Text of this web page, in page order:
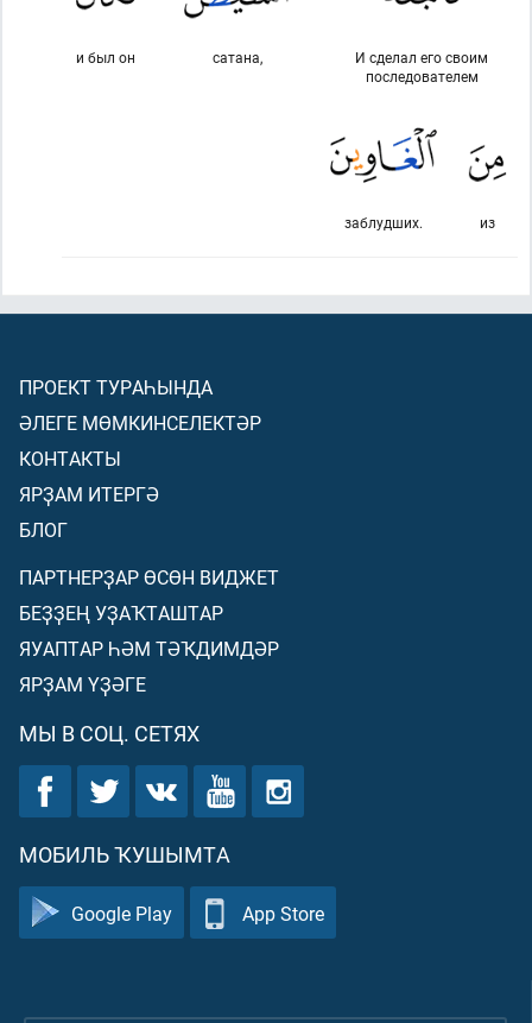
И сделал его своим
последователем
сатана,
и был он
из
заблудших.
ПРОЕКТ ТУРАҺЫНДА
ӘЛЕГЕ МӨМКИНСЕЛЕКТӘР
КОНТАКТЫ
ЯРҘАМ ИТЕРГӘ
БЛОГ
ПАРТНЕРҘАР ӨСӨН ВИДЖЕТ
БЕҘҘЕҢ УҘАҠТАШТАР
ЯУАПТАР ҺӘМ ТӘҠДИМДӘР
ЯРҘАМ ҮҘӘГЕ
МЫ В СОЦ. СЕТЯХ
МОБИЛЬ ҠУШЫМТА
Google Play App Store